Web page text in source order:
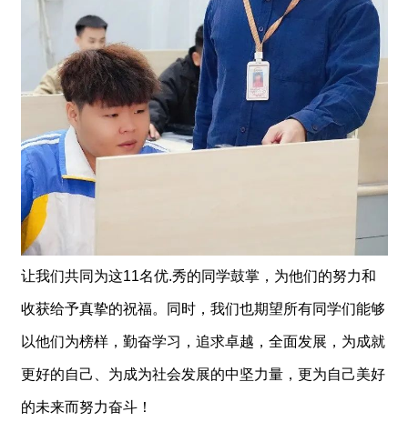
让我们共同为这11名优.秀的同学鼓掌，为他们的努力和
收获给予真挚的祝福。同时，我们也期望所有同学们能够
以他们为榜样，勤奋学习，追求卓越，全面发展，为成就
更好的自己、为成为社会发展的中坚力量，更为自己美好
的未来而努力奋斗！